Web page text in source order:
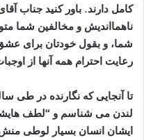
کامل دارند. باور کنید جناب
ناهمااندیش و مخالفین شما
شما، و بقول خودتان برای
رعایت احترام همه آنها از
تا آنجایی که نگارنده در طی
لندن می شناسم و “لطف
ایشان انسان بسیار لوطی